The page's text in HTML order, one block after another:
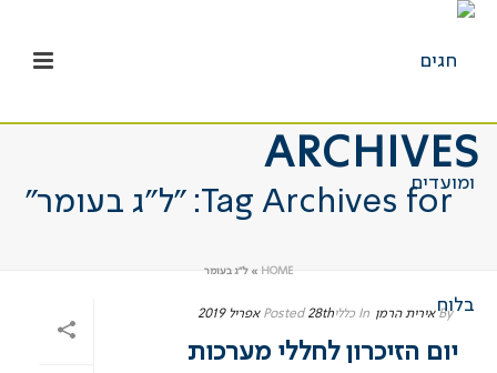
ARCHIVES
Tag Archives for: "ל”ג בעומר"
HOME
» ל"ג בעומר
By אירית הרמן In כללי Posted 28th אפריל 2019
יום הזיכרון לחללי מערכות